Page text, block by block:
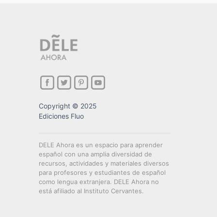
Copyright © 2025
Ediciones Fluo
DELE Ahora es un espacio para aprender
español con una amplia diversidad de
recursos, actividades y materiales diversos
para profesores y estudiantes de español
como lengua extranjera. DELE Ahora no
está afiliado al Instituto Cervantes.